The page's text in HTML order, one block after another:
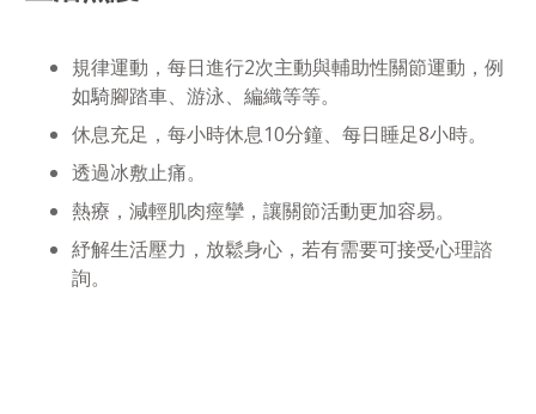
規律運動，每日進行2次主動與輔助性關節運動，例
如騎腳踏車、游泳、編織等等。
休息充足，每小時休息10分鐘、每日睡足8小時。
透過冰敷止痛。
熱療，減輕肌肉痙攣，讓關節活動更加容易。
紓解生活壓力，放鬆身心，若有需要可接受心理諮
詢。